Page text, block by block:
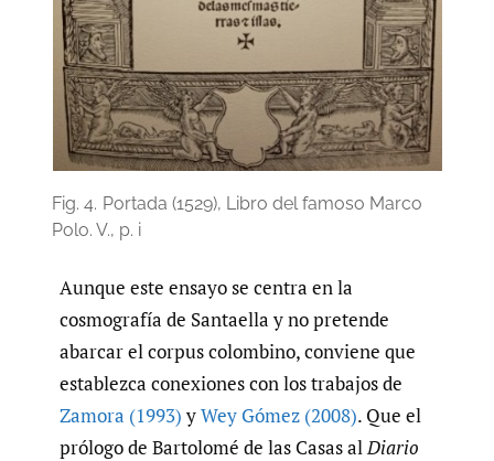
Fig. 4. Portada (1529), Libro del famoso Marco
Polo. V., p. i
Aunque este ensayo se centra en la
cosmografía de Santaella y no pretende
abarcar el corpus colombino, conviene que
establezca conexiones con los trabajos de
Zamora (1993)yWey Gómez (2008). Que el
prólogo de Bartolomé de las Casas alDiario